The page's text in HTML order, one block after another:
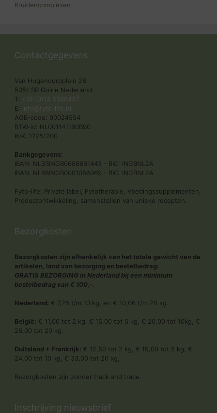
Kruidencomplexen
Contactgegevens
Van Hogendorpplein 28
5051 SR Goirle Nederland
T: +31 (0)13 5346437
E: info@fyto-life.nl
AGB-code: 90024554
BTW-id: NL001141160B90
KvK: 17251200
Bankgegevens:
IBAN: NL93INGB0686661443 - BIC: INGBNL2A
IBAN: NL68INGB0001056969 - BIC: INGBNL2A
Fyto-life: Private label, Fytotherapie, Voedingssupplementen,
Productontwikkeling, samenstellen van unieke recepten.
Bezorgkosten
Bezorgkosten zijn afhankelijk van het totale gewicht van de
artikelen, land van bezorging en bestelbedrag:
GRATIS BEZORGING in Nederland bij een minimum
bestelbedrag van € 100,-.
Nederland: € 7,25 t/m 10 kg, en € 10,06 t/m 20 kg.
België: € 11,00 tot 2 kg, € 15,00 tot 5 kg, € 20,00 tot 10kg, €
26,00 tot 20 kg.
Duitsland + Frankrijk: € 12,50 tot 2 kg, € 19,00 tot 5 kg, €
24,00 tot 10 kg, € 33,00 tot 20 kg,
Bezorgkosten zijn zonder track and trace.
Inschrijving nieuwsbrief